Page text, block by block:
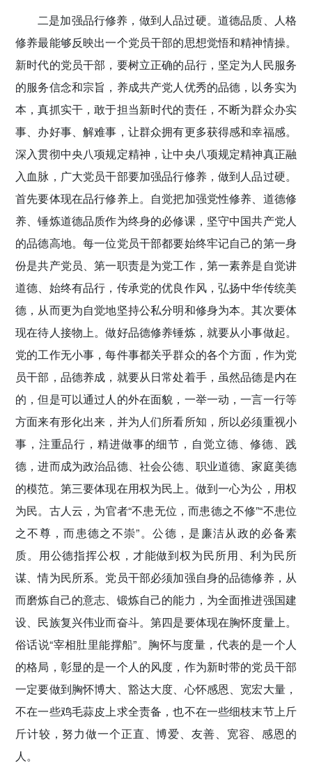
二是加强品行修养，做到人品过硬。 道德品质、人格
修养最能够反映出一个党员干部的思想觉悟和精神情操。
新时代的党员干部，要树立正确的品行，坚定为人民服务
的服务信念和宗旨，养成共产党人优秀的品德，以务实为
本，真抓实干，敢于担当新时代的责任，不断为群众办实
事、办好事、解难事，让群众拥有更多获得感和幸福感。
深入贯彻中央八项规定精神，让中央八项规定精神真正融
入血脉，广大党员干部要加强品行修养，做到人品过硬。
首先要体现在品行修养上。自觉把加强党性修养、道德修
养、锤炼道德品质作为终身的必修课，坚守中国共产党人
的品德高地。每一位党员干部都要始终牢记自己的第一身
份是共产党员、第一职责是为党工作，第一素养是自觉讲
道德、始终有品行，传承党的优良作风，弘扬中华传统美
德，从而更为自觉地坚持公私分明和修身为本。其次要体
现在待人接物上。做好品德修养锤炼，就要从小事做起。
党的工作无小事，每件事都关乎群众的各个方面，作为党
员干部，品德养成，就要从日常处着手，虽然品德是内在
的，但是可以通过人的外在面貌，一举一动，一言一行等
方面来有形化出来，并为人们所看所知，所以必须重视小
事，注重品行，精进做事的细节，自觉立德、修德、践
德，进而成为政治品德、社会公德、职业道德、家庭美德
的模范。第三要体现在用权为民上。做到一心为公，用权
为民。古人云，为官者“不患无位，而患德之不修”“不患位
之不尊，而患德之不崇”。公德，是廉洁从政的必备素
质。用公德指挥公权，才能做到权为民所用、利为民所
谋、情为民所系。党员干部必须加强自身的品德修养，从
而磨炼自己的意志、锻炼自己的能力，为全面推进强国建
设、民族复兴伟业而奋斗。第四是要体现在胸怀度量上。
俗话说“宰相肚里能撑船”。胸怀与度量，代表的是一个人
的格局，彰显的是一个人的风度，作为新时带的党员干部
一定要做到胸怀博大、豁达大度、心怀感恩、宽宏大量，
不在一些鸡毛蒜皮上求全责备，也不在一些细枝末节上斤
斤计较，努力做一个正直、博爱、友善、宽容、感恩的
人。